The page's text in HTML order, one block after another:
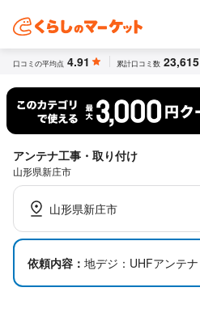
口コミの平均点 4.91 累計口コミ数 23,615
アンテナ工事・取り付け
山形県新庄市
山形県新庄市
依頼内容： 地デジ：UHFアンテナ